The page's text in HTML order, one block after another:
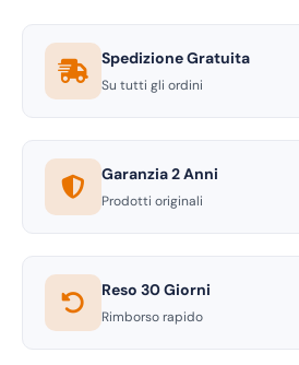
Spedizione Gratuita
Su tutti gli ordini
Garanzia 2 Anni
Prodotti originali
Reso 30 Giorni
Rimborso rapido